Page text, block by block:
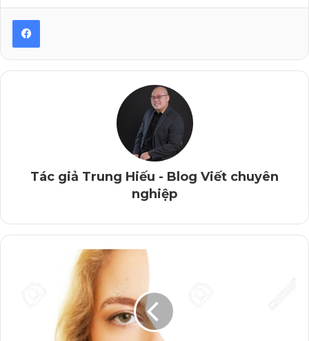
trình 1,5 năm làm mẹ vừa rồi của mình.
Cái “gan” ấy từ đâu ra? Ai là người cho tôi cái “gan”
đó?
Không ai khác, chính là thầy Nguyễn Trung Hiếu –
Người đàn ông nặng ký nhất tôi từng gặp, không ngại va
chạm; bậc thầy giật tít và tạo câu “chốt”, câu cửa miệng
khi đọc bài của đám nhân viên là “ối giồi ôi” :’)
Khi tôi tâm sự với thầy rằng, tôi yếu nhất kỹ năng thuyết
trình, thầy đã động viên tôi rằng: “Em có thể làm được”.
Đăng ký khóa Kỹ năng Thuyết trình của Giảng viên
Trung Hiếu tại đây!
Tham gia lớp học Kỹ năng thuyết trình của thầy, tôi vẫn
còn hoài nghi về khả năng của bản thân, sợ sệt đủ thứ.
Thầy đã tiếp thêm cho tôi sự tự tin, góp ý để tôi hoàn
thiện đề cương, làm sao để nó vừa logic, vừa ấn tượng.
Tác giả Trung Hiếu - Blog Viết chuyên
nghiệp